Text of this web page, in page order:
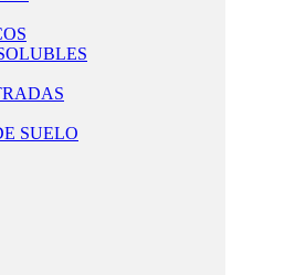
SUELO